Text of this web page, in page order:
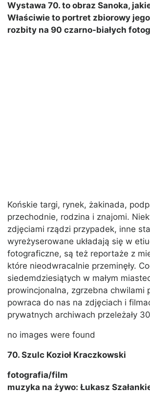
Wystawa 70. to obraz Sanoka,
Właściwie to portret zbiorowy
rozbity na 90 czarno-białych
Końskie targi, rynek, żakinada,
przechodnie, rodzina i znajomi.
zdjęciami rządzi przypadek, inne
wyreżyserowane układają się w
fotograficzne, są też reportaże z
które nieodwracalnie przeminęły.
siedemdziesiątych w małym
prowincjonalna, zgrzebna chwilami
powraca do nas na zdjęciach i
prywatnych archiwach przeleżały
no images were found
70. Szulc Kozioł Kraczkowski
fotografia/film
muzyka na żywo: Łukasz